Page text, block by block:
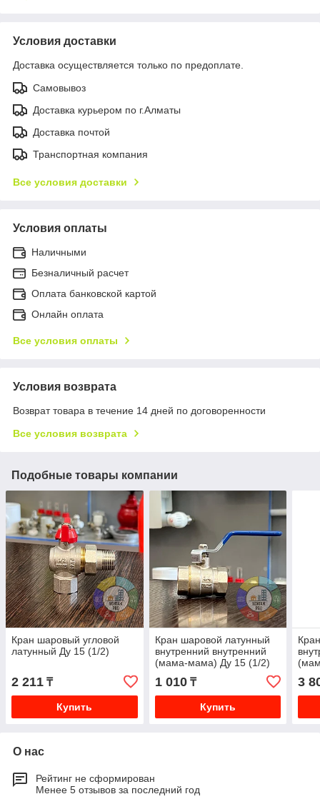
Условия доставки
Доставка осуществляется только по предоплате.
Самовывоз
Доставка курьером по г.Алматы
Доставка почтой
Транспортная компания
Все условия доставки
Условия оплаты
Наличными
Безналичный расчет
Оплата банковской картой
Онлайн оплата
Все условия оплаты
Условия возврата
Возврат товара в течение 14 дней по договоренности
Все условия возврата
Подобные товары компании
Кран шаровый угловой
латунный Ду 15 (1/2)
2 211 ₸
Купить
Кран шаровой латунный
внутренний внутренний
(мама-мама) Ду 15 (1/2)
1 010₸
Купить
3
О нас
Рейтинг не сформирован
Менее 5 отзывов за последний год